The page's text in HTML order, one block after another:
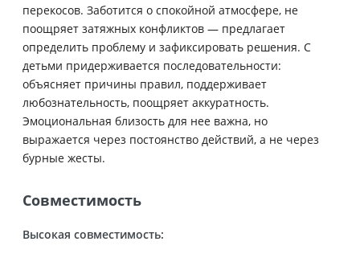
перекосов. Заботится о спокойной атмосфере, не
поощряет затяжных конфликтов — предлагает
определить проблему и зафиксировать решения. С
детьми придерживается последовательности:
объясняет причины правил, поддерживает
любознательность, поощряет аккуратность.
Эмоциональная близость для нее важна, но
выражается через постоянство действий, а не через
бурные жесты.
Совместимость
Высокая совместимость: